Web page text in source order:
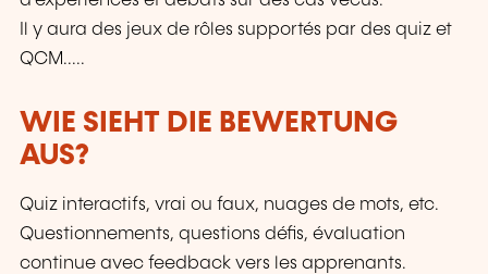
Il y aura des jeux de rôles supportés par des quiz et
QCM.....
WIE SIEHT DIE BEWERTUNG
AUS?
Quiz interactifs, vrai ou faux, nuages de mots, etc.
Questionnements, questions défis, évaluation
continue avec feedback vers les apprenants.